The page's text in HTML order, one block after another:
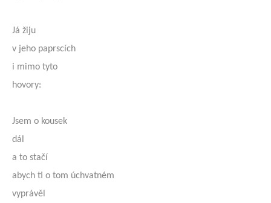
Já žiju
v jeho paprscích
i mimo tyto
hovory:
Jsem o kousek
dál
a to stačí
abych ti o tom úchvatném
vyprávěl